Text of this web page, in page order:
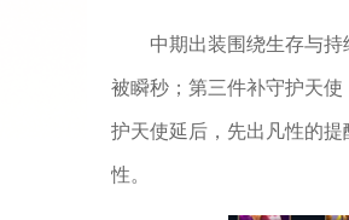
中期出装围绕生存与
被瞬秒；第三件补守护天
护天使延后，先出凡性的
性。